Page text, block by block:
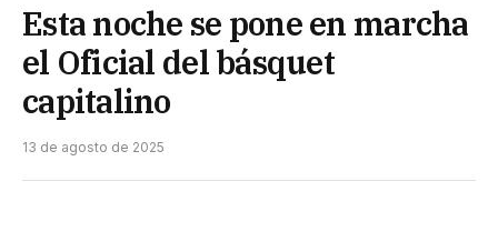
Esta noche se pone en marcha
el Oficial del básquet
capitalino
13 de agosto de 2025